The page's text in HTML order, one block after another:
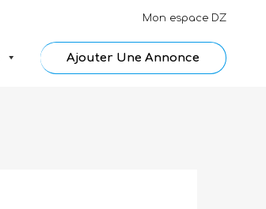
Mon espace DZ
Ajouter Une Annonce